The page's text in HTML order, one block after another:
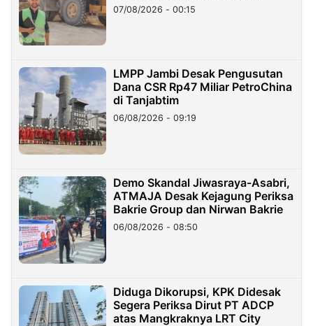
07/08/2026 - 00:15
LMPP Jambi Desak Pengusutan
Dana CSR Rp47 Miliar PetroChina
di Tanjabtim
06/08/2026 - 09:19
Demo Skandal Jiwasraya-Asabri,
ATMAJA Desak Kejagung Periksa
Bakrie Group dan Nirwan Bakrie
06/08/2026 - 08:50
Diduga Dikorupsi, KPK Didesak
Segera Periksa Dirut PT ADCP
atas Mangkraknya LRT City